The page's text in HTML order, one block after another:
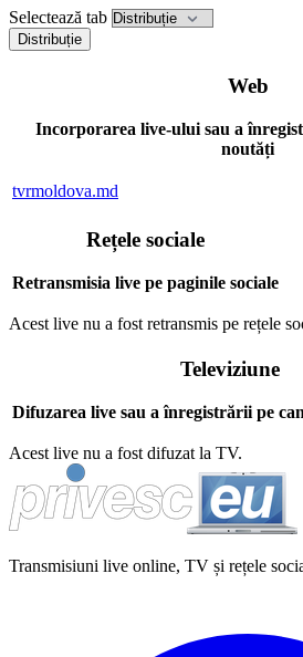
Selectează tab
Distribuție
Web
Incorporarea live-ului sau a
noutăți
tvrmoldova.md
Rețele sociale
Retransmisia live pe paginile sociale
Acest live nu a fost retransmis pe rețele
Televiziune
Difuzarea live sau a înregistrării pe
Acest live nu a fost difuzat la TV.
Transmisiuni live online, TV și rețele